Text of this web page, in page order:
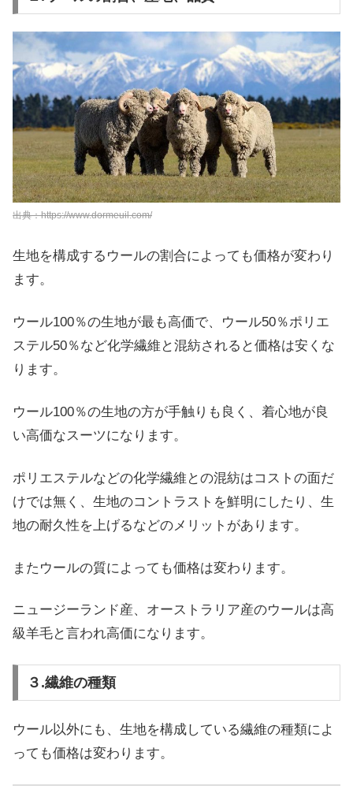
出典：https://www.dormeuil.com/
生地を構成するウールの割合によっても価格が変わり
ます。
ウール100％の生地が最も高価で、ウール50％ポリエ
ステル50％など化学繊維と混紡されると価格は安くな
ります。
ウール100％の生地の方が手触りも良く、着心地が良
い高価なスーツになります。
ポリエステルなどの化学繊維との混紡はコストの面だ
けでは無く、生地のコントラストを鮮明にしたり、生
地の耐久性を上げるなどのメリットがあります。
またウールの質によっても価格は変わります。
ニュージーランド産、オーストラリア産のウールは高
級羊毛と言われ高価になります。
３.繊維の種類
ウール以外にも、生地を構成している繊維の種類によ
っても価格は変わります。